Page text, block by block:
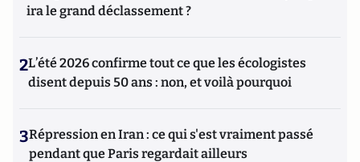
ira le grand déclassement ?
2L’été 2026 confirme tout ce que les écologistes
disent depuis 50 ans : non, et voilà pourquoi
3Répression en Iran : ce qui s'est vraiment passé
pendant que Paris regardait ailleurs